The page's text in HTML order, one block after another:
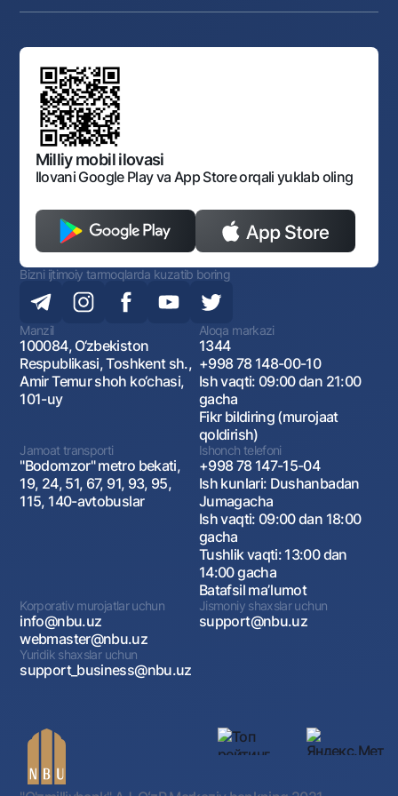
Bank tarkibi
Aksilkorrupsiya
Korporativ uslub
Sayt haritasi
Auksionlar
Ofis va bankomatlar
Shaxsiy ma'lumotlarni qayta ishlashga rozilik berish
O‘zbekiston Tasviriy san’at galereyasi
Standart shartnomalar
Normativ-huquqiy hujjatlar loyihalarini muhokama qilish
Normativ huquqiy hujjatlar
O'zbekiston Respublikasi Tashqi Iqtisodiy Faoliyat Milliy
Bankining ish tartibi va rejimi
Ochiq ma'lumotlar
Monopoliyaga qarshi komplaens
Milliy mobil ilovasi
Ilovani Google Play va App Store orqali yuklab oling
Bizni ijtimoiy tarmoqlarda kuzatib boring
Manzil
100084, O‘zbekiston
Respublikasi, Toshkent sh.,
Amir Temur shoh ko‘chasi,
101-uy
Aloqa markazi
1344
+998 78 148-00-10
Ish vaqti: 09:00 dan 21:00
gacha
Fikr bildiring (murojaat
qoldirish)
Jamoat transporti
"Bodomzor" metro bekati,
19, 24, 51, 67, 91, 93, 95,
115, 140-avtobuslar
Ishonch telefoni
+998 78 147-15-04
Ish kunlari: Dushanbadan
Jumagacha
Ish vaqti: 09:00 dan 18:00
gacha
Tushlik vaqti: 13:00 dan
14:00 gacha
Batafsil maʼlumot
Korporativ murojatlar uchun
info@nbu.uz
webmaster@nbu.uz
Jismoniy shaxslar uchun
support@nbu.uz
Yuridik shaxslar uchun
support_business@nbu.uz